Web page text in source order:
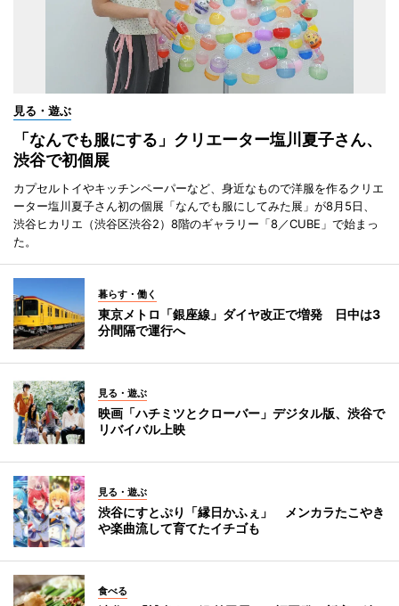
見る・遊ぶ
「なんでも服にする」クリエーター塩川夏子さん、
渋谷で初個展
カプセルトイやキッチンペーパーなど、身近なもので洋服を作るクリエ
ーター塩川夏子さん初の個展「なんでも服にしてみた展」が8月5日、
渋谷ヒカリエ（渋谷区渋谷2）8階のギャラリー「8／CUBE」で始まっ
た。
暮らす・働く
東京メトロ「銀座線」ダイヤ改正で増発 日中は3
分間隔で運行へ
見る・遊ぶ
映画「ハチミツとクローバー」デジタル版、渋谷で
リバイバル上映
見る・遊ぶ
渋谷にすとぷり「縁日かふぇ」 メンカラたこやき
や楽曲流して育てたイチゴも
食べる